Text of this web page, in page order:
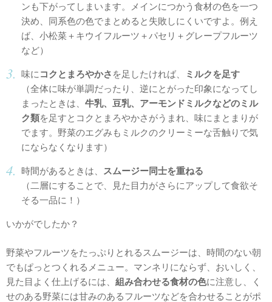
ンも下がってしまいます。メインにつかう食材の色を一つ
決め、同系色の色でまとめると失敗しにくいですよ。例え
ば、小松菜＋キウイフルーツ＋パセリ＋グレープフルーツ
など）
味に コクとまろやかさ を足したければ、
ミルクを足す
（全体に味が単調だったり、逆にとがった印象になってし
まったときは、 牛乳、豆乳、アーモンドミルクなどのミル
ク類を足すとコクとまろやかさがうまれ、味にまとまりが
でます。野菜のエグみもミルクのクリーミーな舌触りで気
にならなくなります）
時間があるときは、
スムージー同士を重ねる
（二層にすることで、見た目力がさらにアップして食欲そ
そる一品に！）
いかがでしたか？
野菜やフルーツをたっぷりとれるスムージーは、時間のない朝
でもぱっとつくれるメニュー。マンネリにならず、おいしく、
見た目よく仕上げるには、 組み合わせる食材の色に注意し、く
せのある野菜には甘みのあるフルーツなどを合わせることがポ